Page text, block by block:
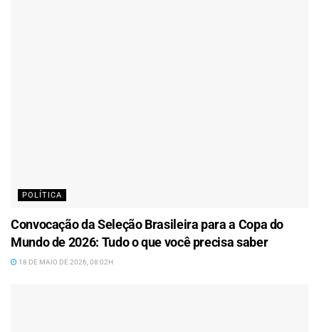
POLÍTICA
Convocação da Seleção Brasileira para a Copa do
Mundo de 2026: Tudo o que você precisa saber
18 DE MAIO DE 2026, 08:02H